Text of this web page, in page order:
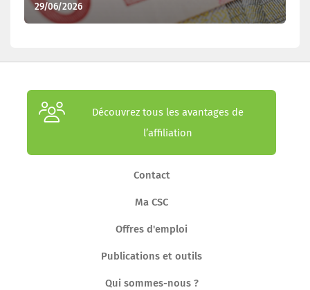
29/06/2026
Découvrez tous les avantages de
l’affiliation
Contact
Ma CSC
Offres d'emploi
Publications et outils
Qui sommes-nous ?